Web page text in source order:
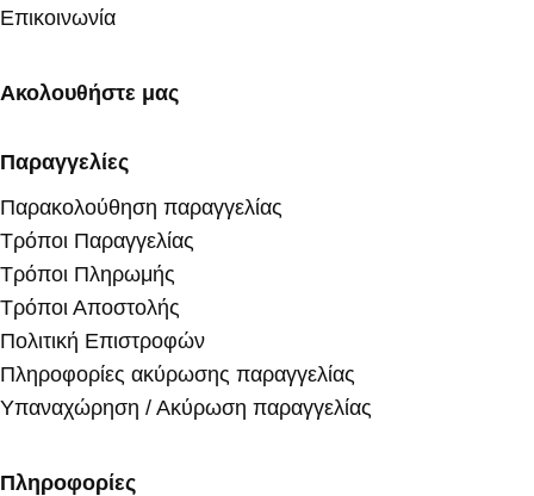
Επικοινωνία
Ακολουθήστε μας
Παραγγελίες
Παρακολούθηση παραγγελίας
Τρόποι Παραγγελίας
Τρόποι Πληρωμής
Τρόποι Αποστολής
Πολιτική Επιστροφών
Πληροφορίες ακύρωσης παραγγελίας
Υπαναχώρηση / Ακύρωση παραγγελίας
Πληροφορίες